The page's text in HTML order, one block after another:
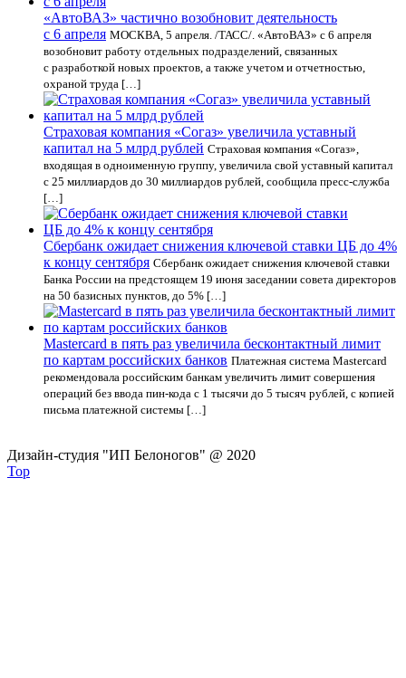
«АвтоВАЗ» частично возобновит деятельность
с 6 апреля МОСКВА, 5 апреля. /ТАСС/. «АвтоВАЗ» с 6 апреля
возобновит работу отдельных подразделений, связанных
с разработкой новых проектов, а также учетом и отчетностью,
охраной труда […]
Страховая компания «Согаз» увеличила уставный
капитал на 5 млрд рублей Страховая компания «Согаз»,
входящая в одноименную группу, увеличила свой уставный капитал
с 25 миллиардов до 30 миллиардов рублей, сообщила пресс-служба
[…]
Сбербанк ожидает снижения ключевой ставки ЦБ до 4%
к концу сентября Сбербанк ожидает снижения ключевой ставки
Банка России на предстоящем 19 июня заседании совета директоров
на 50 базисных пунктов, до 5% […]
Mastercard в пять раз увеличила бесконтактный лимит
по картам российских банков Платежная система Mastercard
рекомендовала российским банкам увеличить лимит совершения
операций без ввода пин-кода с 1 тысячи до 5 тысяч рублей, с копией
письма платежной системы […]
Дизайн-студия "ИП Белоногов" @ 2020
Top